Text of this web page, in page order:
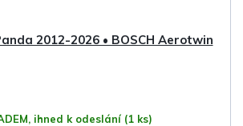
2012-2026 • BOSCH Aerotwin
ihned k odeslání (1 ks)